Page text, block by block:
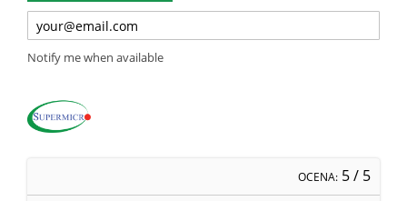
Notify me when available
OCENA: 5/ 5